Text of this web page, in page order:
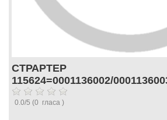
СТРАРТЕР
115624=0001136002/
0.0/5 (0 гласа )